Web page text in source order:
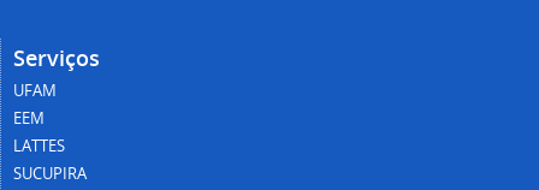
Serviços
UFAM
EEM
LATTES
SUCUPIRA